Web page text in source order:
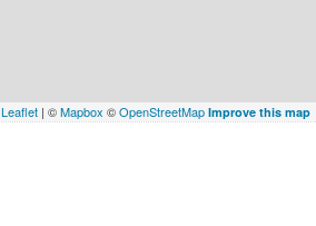
Leaflet | ©Mapbox ©OpenStreetMap Improve this map